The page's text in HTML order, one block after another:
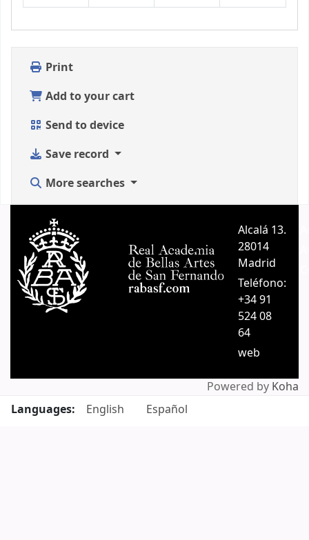
Print
Add to your cart
Send to device
Save record
More searches
Alcalá 13.
28014
Madrid
Teléfono:
+34 91
524 08
64
web
Powered by Koha
Languages:
English Español